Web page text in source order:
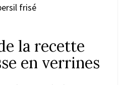
frisé
la recette
en verrines